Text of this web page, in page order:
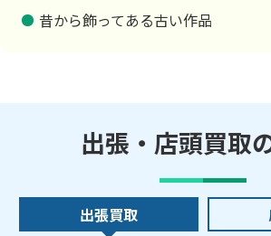
昔から飾ってある古い作品
出張・店頭買取
出張買取